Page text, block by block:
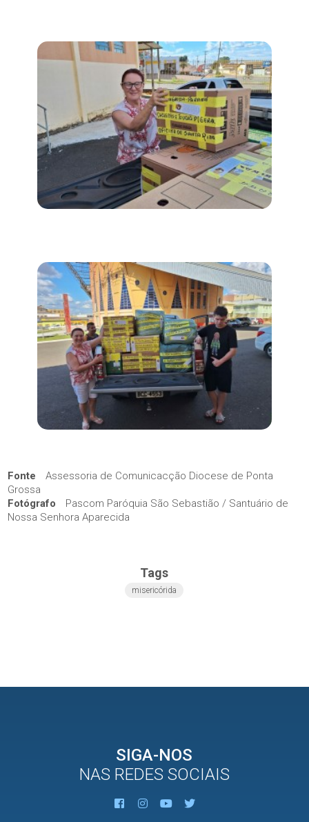
Fonte
Assessoria de Comunicacção Diocese de Ponta
Grossa
Fotógrafo
Pascom Paróquia São Sebastião / Santuário de
Nossa Senhora Aparecida
Tags
misericórida
SIGA-NOS
NAS REDES SOCIAIS